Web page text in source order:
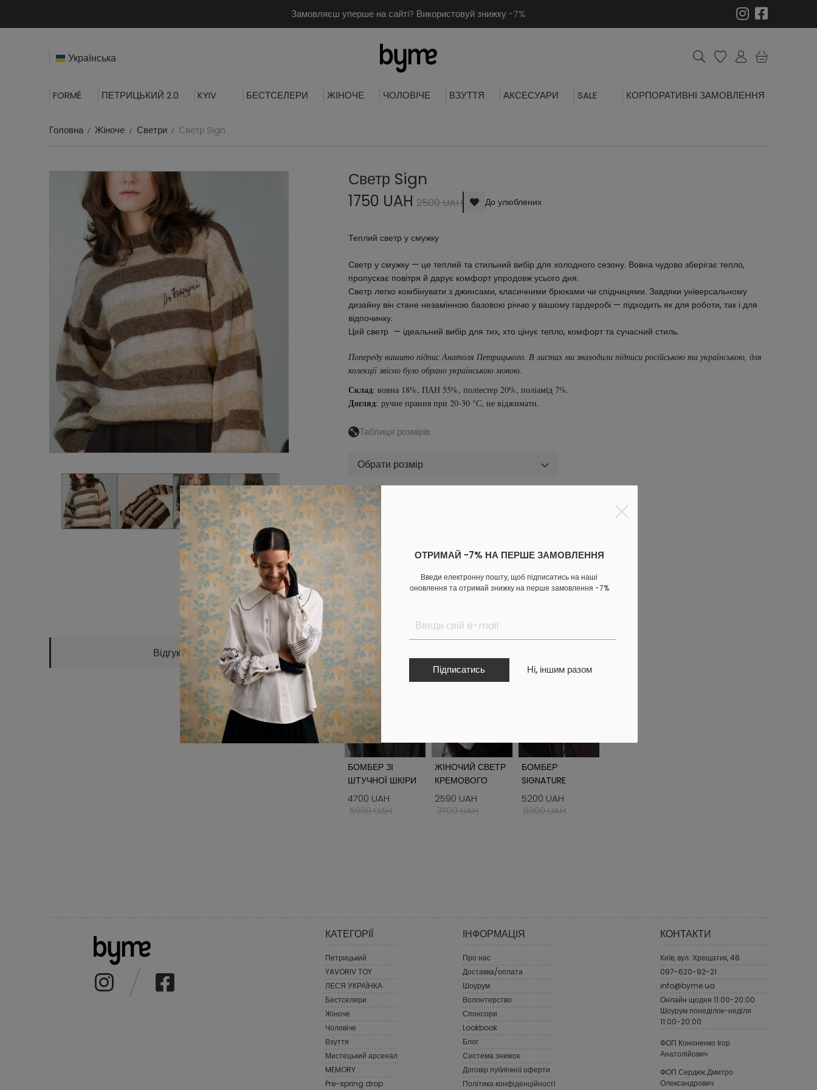
Замовляєш уперше на сайті? Використовуй знижку -7%
Українська
FORMÉ ПЕТРИЦЬКИЙ 2.0 KYIV БЕСТСЕЛЕРИ ЖІНОЧЕ ЧОЛОВІЧЕ ВЗУТТЯ АКСЕСУАРИ SALE КОРПОРАТИВНІ ЗАМОВЛЕННЯ
ОТРИМАЙ -7% НА ПЕРШЕ ЗАМОВЛЕННЯ
Введи електронну пошту, щоб підписатись на наші
оновлення та отримай знижку на перше замовлення -7%
Підписатись Ні, іншим разом
Головна Жіноче Светри Светр Sign
Відгуки
Светр Sign
1750 UAH 2500 UAH До улюблених
Теплий светр у смужку
Светр у смужку — це теплий та стильний вибір для холодного сезону. Вовна чудово зберігає тепло,
пропускає повітря й дарує комфорт упродовж усього дня.
Светр легко комбінувати з джинсами, класичними брюками чи спідницями. Завдяки універсальному
дизайну він стане незамінною базовою річчю у вашому гардеробі — підходить як для роботи, так і для
відпочинку.
Цей светр — ідеальний вибір для тих, хто цінує тепло, комфорт та сучасний стиль.
Попереду вишито підпис Анатоля Петрицького. В листах ми знаходили підписи російською та українською, для
колекції звісно було обрано українською мовою.
Склад: вовна 18%, ПАН 55%, поліестер 20%, поліамід 7%.
Догляд: ручне прання при 20-30 °С, не віджимати.
Таблиця розмірів
Обрати розмір
В кошик
Увійдіть
ОПЛАТА
ДОСТАВКА
ОБМІН ТА ПОВЕРНЕННЯ
Доповни образ
БОМБЕР ЗІ
ШТУЧНОЇ ШКІРИ
КОРИЧНЕВОГО
КОЛЬОРУ
4700 UAH
5900 UAH
ЖІНОЧИЙ СВЕТР
КРЕМОВОГО
КОЛЬОРУ
2590 UAH
3700 UAH
БОМБЕР
SIGNATURE
5200 UAH
6900 UAH
КАТЕГОРІЇ
Петрицький
YAVORIV TOY
ЛЕСЯ УКРАЇНКА
Бестселери
Жіноче
Чоловіче
Взуття
Мистецький арсенал
MEMORY
Pre-spring drop
ІНФОРМАЦІЯ
Про нас
Доставка/оплата
Шоурум
Волонтерство
Спонсори
Lookbook
Блог
Cистема знижок
Договір публічної оферти
Політика конфіденційності
КОНТАКТИ
Київ, вул. Хрещатик, 46
097-620-92-21
info@byme.ua
Онлайн щодня 11:00-20:00
Шоурум понеділок-неділя
11:00-20:00
ФОП Кононенко Ігор
Анатолійович
ФОП Сердюк Дмитро
Олександрович